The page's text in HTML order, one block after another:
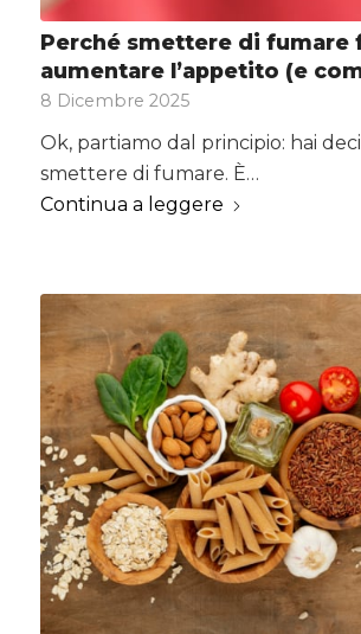
Perché smettere di fumare
aumentare l’appetito (e
8 Dicembre 2025
Ok, partiamo dal principio: hai
smettere di fumare. È…
Continua a leggere